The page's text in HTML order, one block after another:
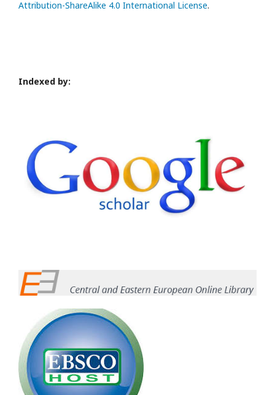
Attribution-ShareAlike 4.0 International License.
Indexed by: